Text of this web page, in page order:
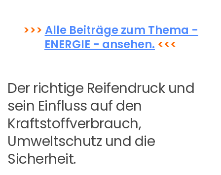
>>> Alle Beiträge zum Thema -
ENERGIE - ansehen. <<<
Der richtige Reifendruck und
sein Einfluss auf den
Kraftstoffverbrauch,
Umweltschutz und die
Sicherheit.